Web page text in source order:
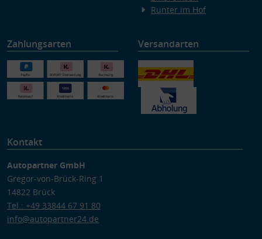
Runter im Hof
Zahlungsarten Versandarten
Kontakt
Autopartner GmbH
Gregor-von-Brück-Ring 1
14822 Brück
Tel.: +49 33844 67 91 80
info@autopartner24.de